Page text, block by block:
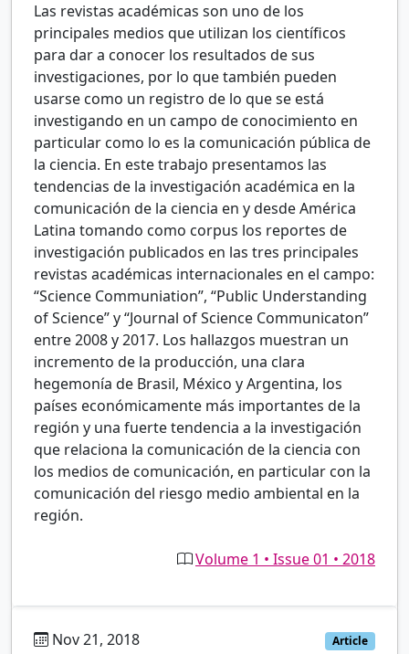
Las revistas académicas son uno de los
principales medios que utilizan los científicos
para dar a conocer los resultados de sus
investigaciones, por lo que también pueden
usarse como un registro de lo que se está
investigando en un campo de conocimiento en
particular como lo es la comunicación pública de
la ciencia. En este trabajo presentamos las
tendencias de la investigación académica en la
comunicación de la ciencia en y desde América
Latina tomando como corpus los reportes de
investigación publicados en las tres principales
revistas académicas internacionales en el campo:
“Science Communiation”, “Public Understanding
of Science” y “Journal of Science Communicaton”
entre 2008 y 2017. Los hallazgos muestran un
incremento de la producción, una clara
hegemonía de Brasil, México y Argentina, los
países económicamente más importantes de la
región y una fuerte tendencia a la investigación
que relaciona la comunicación de la ciencia con
los medios de comunicación, en particular con la
comunicación del riesgo medio ambiental en la
región.
Volume 1 • Issue 01 • 2018
Nov 21, 2018 Article